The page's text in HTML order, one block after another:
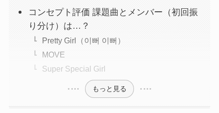
コンセプト評価 課題曲とメンバー（初回振
り分け）は…？
Pretty Girl（이뻐 이뻐）
MOVE
Super Special Girl
もっと見る